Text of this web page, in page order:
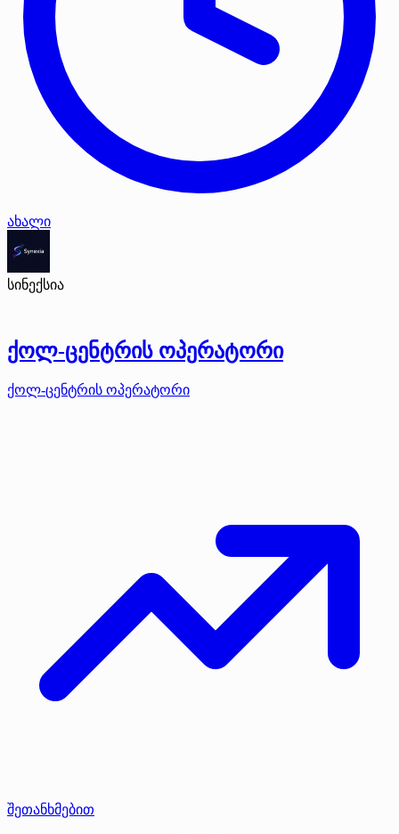
ახალი
სინექსია
ქოლ-ცენტრის ოპერატორი
ქოლ-ცენტრის ოპერატორი
შეთანხმებით